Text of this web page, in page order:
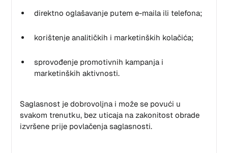
direktno oglašavanje putem e-maila ili telefona;
korištenje analitičkih i marketinških kolačića;
sprovođenje promotivnih kampanja i
marketinških aktivnosti.
Saglasnost je dobrovoljna i može se povući u
svakom trenutku, bez uticaja na zakonitost obrade
izvršene prije povlačenja saglasnosti.